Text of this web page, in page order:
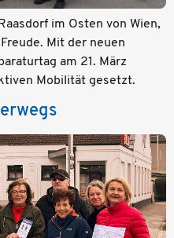
im Osten von Wien,
Mit der neuen
am 21. März
Mobilität gesetzt.